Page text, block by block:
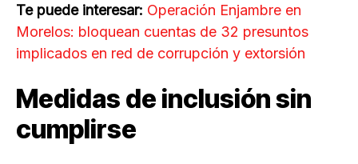
Te puede interesar: Operación Enjambre en
Morelos: bloquean cuentas de 32 presuntos
implicados en red de corrupción y extorsión
Medidas de inclusión sin
cumplirse